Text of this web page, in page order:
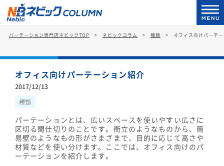
パーテーション専門店ネビックTOP ネビックコラム 種類 オフィス向けパーテ
オフィス向けパーテーション紹介
2017/12/13
種類
パーテーションとは、広いスペースを使いやすい広さに
区切る間仕切りのことです。衝立のようなものから、簡
易壁のようなもの形がさまざまで、目的に応じて高さや
材質などを使い分けます。ここでは、オフィス向けのパ
ーテーションを紹介します。